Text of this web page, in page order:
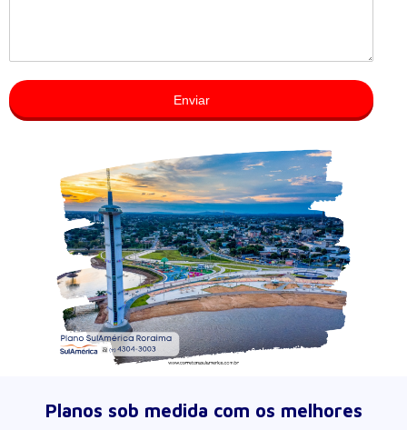
Enviar
Planos sob medida com os melhores